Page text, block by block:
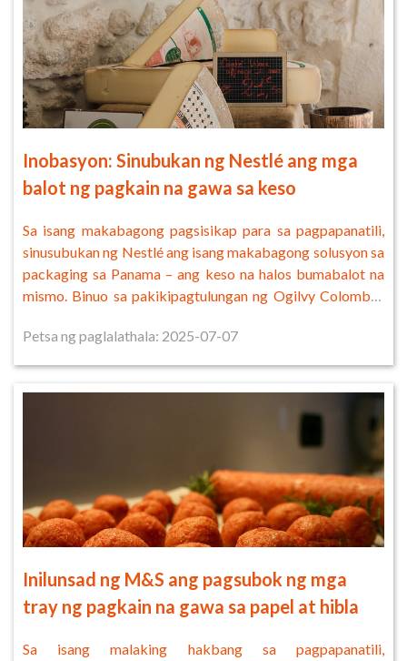
Inobasyon: Sinubukan ng Nestlé ang mga
balot ng pagkain na gawa sa keso
Sa isang makabagong pagsisikap para sa pagpapanatili,
sinusubukan ng Nestlé ang isang makabagong solusyon sa
packaging sa Panama – ang keso na halos bumabalot na
mismo. Binuo sa pakikipagtulungan ng Ogilvy Colombia,
Petsa ng paglalathala: 2025-07-07
Inilunsad ng M&S ang pagsubok ng mga
tray ng pagkain na gawa sa papel at hibla
Sa isang malaking hakbang sa pagpapanatili,